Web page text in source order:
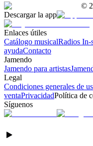
©
Descargar la app
Enlaces útiles
Catálogo musicalRadios In-
ayudaContacto
Jamendo
Jamendo para artistas
Legal
Condiciones generales de
ventaPrivacidadPolítica de
Síguenos